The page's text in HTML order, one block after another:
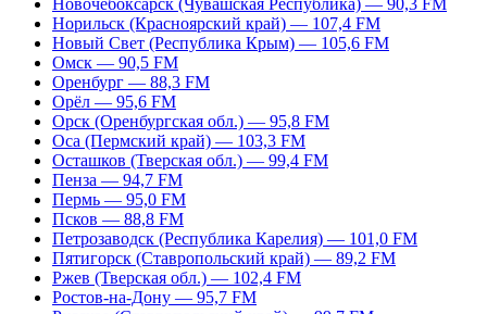
Новочебоксарск (Чувашская Республика) — 90,3 FM
Норильск (Красноярский край) — 107,4 FM
Новый Свет (Республика Крым) — 105,6 FM
Омск — 90,5 FM
Оренбург — 88,3 FM
Орёл — 95,6 FM
Орск (Оренбургская обл.) — 95,8 FM
Оса (Пермский край) — 103,3 FM
Осташков (Тверская обл.) — 99,4 FM
Пенза — 94,7 FM
Пермь — 95,0 FM
Псков — 88,8 FM
Петрозаводск (Республика Карелия) — 101,0 FM
Пятигорск (Ставропольский край) — 89,2 FM
Ржев (Тверская обл.) — 102,4 FM
Ростов-на-Дону — 95,7 FM